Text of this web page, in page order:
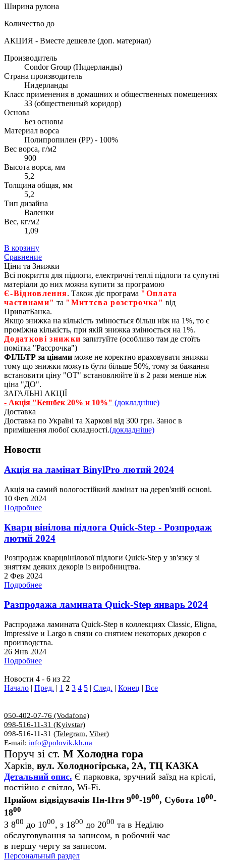
Ширина рулона
Количество до
АКЦИЯ - Вместе дешевле (доп. материал)
Производитель
Condor Group (Нидерланды)
Страна производитель
Нидерланды
Класс применения в домашних и общественных помещениях
33 (общественный коридор)
Основа
Без основы
Материал ворса
Полипропилен (PP) - 100%
Вес ворса, г/м2
900
Высота ворса, мм
5,2
Толщина общая, мм
5,2
Тип дизайна
Валенки
Вес, кг/м2
1,09
В корзину
Сравнение
Ціни та Знижки
Всі покриття для підлоги, електричні теплі підлоги та супутні
матеріали до них можна купити за програмою
Є‑Відновлення. Також діє програма "Оплата
частинами" та "Миттєва розстрочка" від
ПриватБанка.
Якщо знижка на кількість змінюється більш ніж на 1%, то є
проміжна кількість, при якій знижка змінюється на 1%.
Додаткові знижки запитуйте (особливо там де стоїть
помітка "Рассрочка")
ФІЛЬТР за цінами може не коректно враховувати знижки
тому що знижки можуть бути більше 50%, тому за бажання
встановити ціну "ОТ" встановлюйте її в 2 рази менше ніж
ціна "ДО".
ЗАГАЛЬНІ АКЦІЇ
- Акція "Кешбек 20% и 10%" (докладніше)
Доставка
Доставка по Україні та Харкові від 300 грн. Занос в
приміщення любої складності.(докладніше)
Новости
Акція на ламінат BinylPro лютий 2024
Акція на самий вологостійкий ламінат на дерев'яній основі.
10 Фев 2024
Подробнее
Кварц вінілова підлога Quick-Step - Розпродаж
лютий 2024
Розпродаж кварцвінілової підлоги Quick-Step у зв'язку зі
зняттям деяких декорів із виробництва.
2 Фев 2024
Подробнее
Разпродажа ламината Quick-Step январь 2024
Распродажа ламината Quick-Step в коллекциях Classic, Eligna,
Impressive и Largo в связи со снятием некоторых декоров с
производства.
26 Янв 2024
Подробнее
Новости 4 - 6 из 22
Начало | Пред. | 1 2 3 4 5 | След. | Конец | Все
050-402-07-76 (Vodafone)
098-516-11-31 (Kyivstar)
098-516-11-31 (Telegram, Viber)
E-mail: info@polovik.kh.ua
Поруч зі ст. М Холодна гора
Харків, вул. Холодногірська, 2А, ТЦ КАЗКА
Детальний опис. Є парковка, зручний заїзд на кріслі,
постійно є світло, Wi-Fi.
Прийом відвідувачів Пн-Птн 900-1900, Субота 1000-
1800
З 800 до 1000, з 1800 до 2000 та в Неділю
обслуговування за записом, в робочий час
в першу чергу за записом.
Персональный раздел